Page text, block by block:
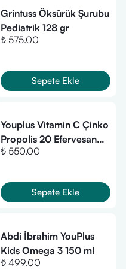
Grintuss Öksürük Şurubu
Pediatrik 128 gr
₺ 575.00
Sepete Ekle
Youplus Vitamin C Çinko
Propolis 20 Efervesan
Tablet
₺ 550.00
Sepete Ekle
Abdi İbrahim YouPlus
Kids Omega 3 150 ml
₺ 499.00